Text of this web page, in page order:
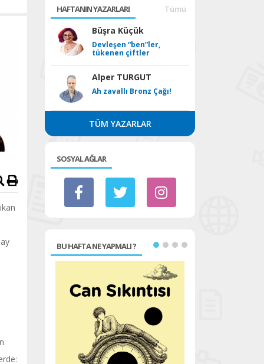
HAFTANIN YAZARLARI Tümü
Büşra Küçük
Devleşen “ben”ler,
tükenen çiftler
Alper TURGUT
Ah zavallı Bronz Çağı!
TÜM YAZARLAR
SOSYAL AĞLAR
BU HAFTA NE YAPMALI ?